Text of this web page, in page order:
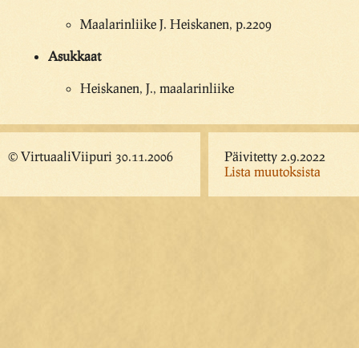
Maalarinliike J. Heiskanen, p.2209
Asukkaat
Heiskanen, J., maalarinliike
© VirtuaaliViipuri 30.11.2006
Päivitetty 2.9.2022
Lista muutoksista